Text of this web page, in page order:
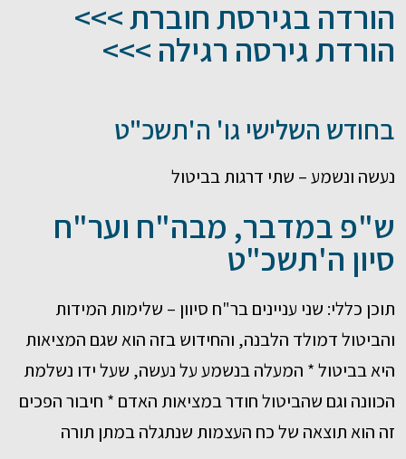
הורדה בגירסת חוברת >>>
הורדת גירסה רגילה >>>
בחודש השלישי גו' ה'תשכ"ט
נעשה ונשמע – שתי דרגות בביטול
ש"פ במדבר, מבה"ח וער"ח
סיון ה'תשכ"ט
תוכן כללי: שני עניינים בר"ח סיוון – שלימות המידות
והביטול דמולד הלבנה, והחידוש בזה הוא שגם המציאות
היא בביטול * המעלה בנשמע על נעשה, שעל ידו נשלמת
הכוונה וגם שהביטול חודר במציאות האדם * חיבור הפכים
זה הוא תוצאה של כח העצמות שנתגלה במתן תורה